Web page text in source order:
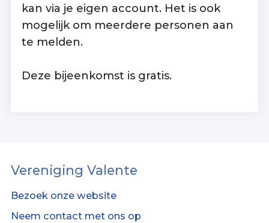
kan via je eigen account. Het is ook
mogelijk om meerdere personen aan
te melden.
Deze bijeenkomst is gratis.
Vereniging Valente
Bezoek onze website
Neem contact met ons op